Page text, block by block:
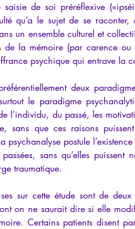
saisie de soi préréflexive
qu’a le sujet de se raconter,
un ensemble culturel et
la mémoire (par carence ou
psychique qui entrave la
deux
le paradigme
l’individu, du passé, les
sans que ces raisons
psychanalyse postule
sans qu’elles puissent
traumatique.
sur cette étude sont de
on ne saurait dire si elle
Certains patients disent